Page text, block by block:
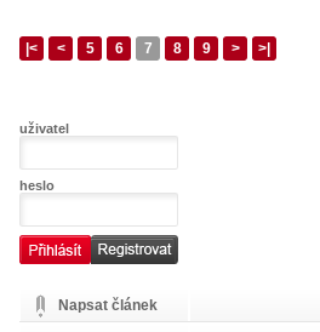
|< < 5 6 7 8 9 > >|
uživatel
heslo
Napsat článek